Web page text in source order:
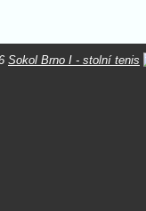
Sokol Brno I - stolní tenis